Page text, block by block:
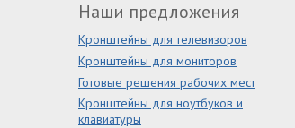
Наши предложения
Кронштейны для телевизоров
Кронштейны для мониторов
Готовые решения рабочих мест
Кронштейны для ноутбуков и
клавиатуры